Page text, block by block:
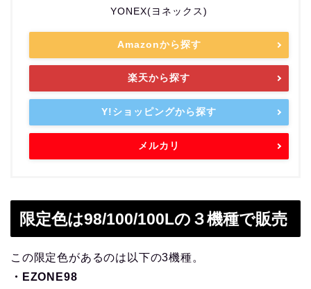
YONEX(ヨネックス)
Amazonから探す
楽天から探す
Y!ショッピングから探す
メルカリ
限定色は98/100/100Lの３機種で販売
この限定色があるのは以下の3機種。
・EZONE98